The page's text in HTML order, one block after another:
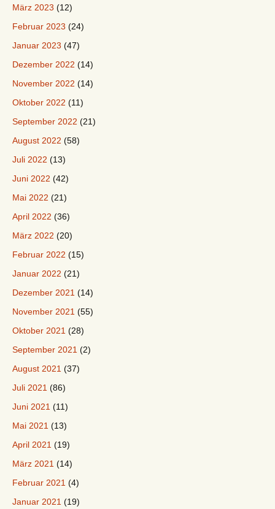
März 2023 (12)
Februar 2023 (24)
Januar 2023 (47)
Dezember 2022 (14)
November 2022 (14)
Oktober 2022 (11)
September 2022 (21)
August 2022 (58)
Juli 2022 (13)
Juni 2022 (42)
Mai 2022 (21)
April 2022 (36)
März 2022 (20)
Februar 2022 (15)
Januar 2022 (21)
Dezember 2021 (14)
November 2021 (55)
Oktober 2021 (28)
September 2021 (2)
August 2021 (37)
Juli 2021 (86)
Juni 2021 (11)
Mai 2021 (13)
April 2021 (19)
März 2021 (14)
Februar 2021 (4)
Januar 2021 (19)